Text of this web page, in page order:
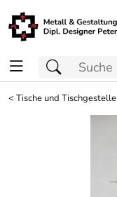
<Tische und Tischgestelle